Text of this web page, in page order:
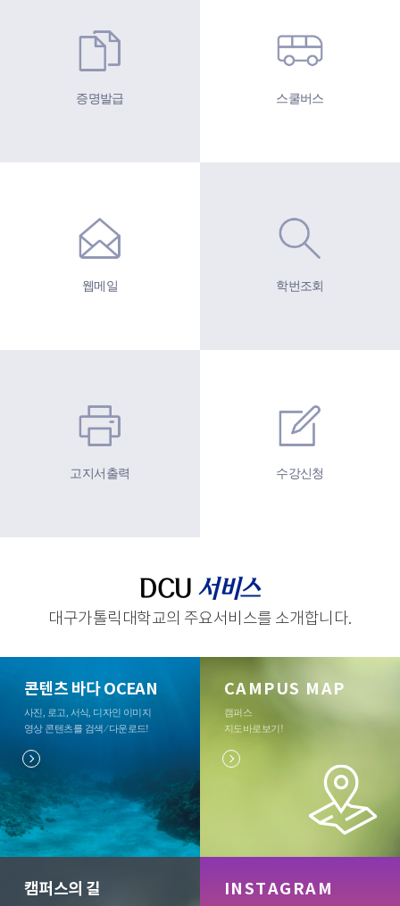
증명발급 스쿨버스
웹메일 학번조회
고지서출력 수강신청
DCU 서비스
대구가톨릭대학교의 주요서비스를 소개합니다.
콘텐츠 바다 OCEAN
사진, 로고, 서식, 디자인 이미지
영상 콘텐츠를 검색 ⁄ 다운로드!
캠퍼스의 길
CAMPUS MAP
캠퍼스
지도바로보기!
INSTAGRAM